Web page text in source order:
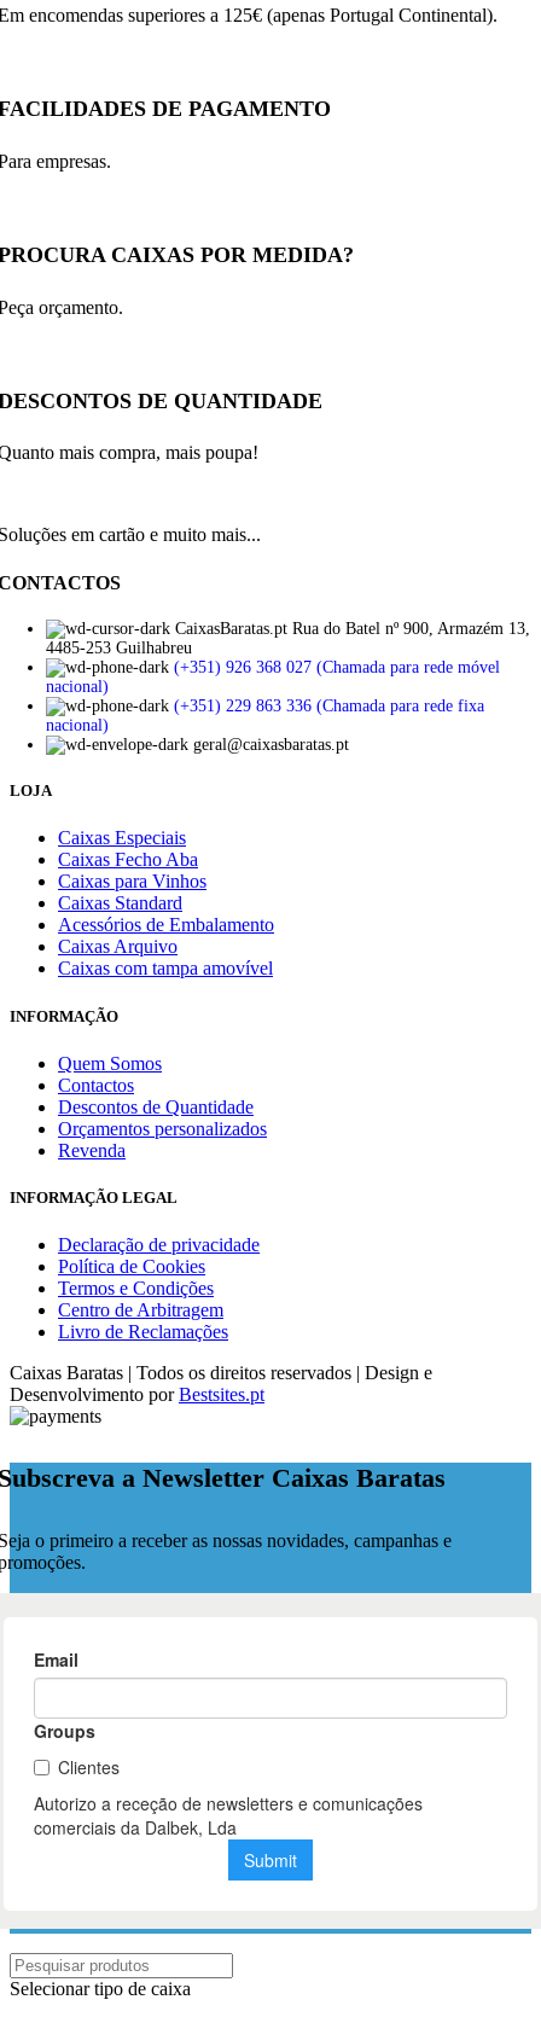
encomendas superiores a 125€ (apenas Portugal Continental).
DE PAGAMENTO
empresas.
CAIXAS POR MEDIDA?
orçamento.
DE QUANTIDADE
mais compra, mais poupa!
em cartão e muito mais...
CaixasBaratas.pt Rua do Batel nº 900, Armazém 13,
4485-253 Guilhabreu
(+351) 926 368 027 (Chamada para rede móvel
nacional)
(+351) 229 863 336 (Chamada para rede fixa
nacional)
geral@caixasbaratas.pt
LOJA
Caixas Especiais
Caixas Fecho Aba
Caixas para Vinhos
Caixas Standard
Acessórios de Embalamento
Caixas Arquivo
Caixas com tampa amovível
INFORMAÇÃO
Quem Somos
Contactos
Descontos de Quantidade
Orçamentos personalizados
Revenda
INFORMAÇÃO LEGAL
Declaração de privacidade
Política de Cookies
Termos e Condições
Centro de Arbitragem
Livro de Reclamações
Caixas Baratas | Todos os direitos reservados | Design e
Desenvolvimento porBestsites.pt
a Newsletter Caixas Baratas
o primeiro a receber as nossas novidades, campanhas e
Selecionar tipo de caixa